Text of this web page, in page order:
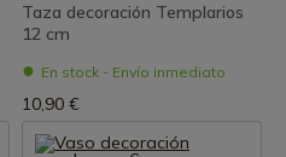
Taza decoración Templarios
12 cm
En stock - Envío inmediato
10,90 €